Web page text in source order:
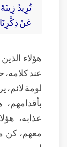
تُرِيدُ
عَنْ ذِكْرِنَا
هؤلاء
عند
لومة لائم،
عذابه،
معهم، كن